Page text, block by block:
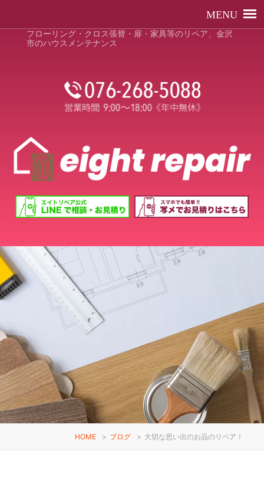
フローリング・クロス張替・扉・家具等のリペア、金沢
市のハウスメンテナンス
HOME > ブログ > 大切な思い出のお品のリペア！